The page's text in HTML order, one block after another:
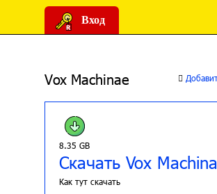
Вход
Vox Machinae
8.35 GB
Скачать Vox
Как тут скачать